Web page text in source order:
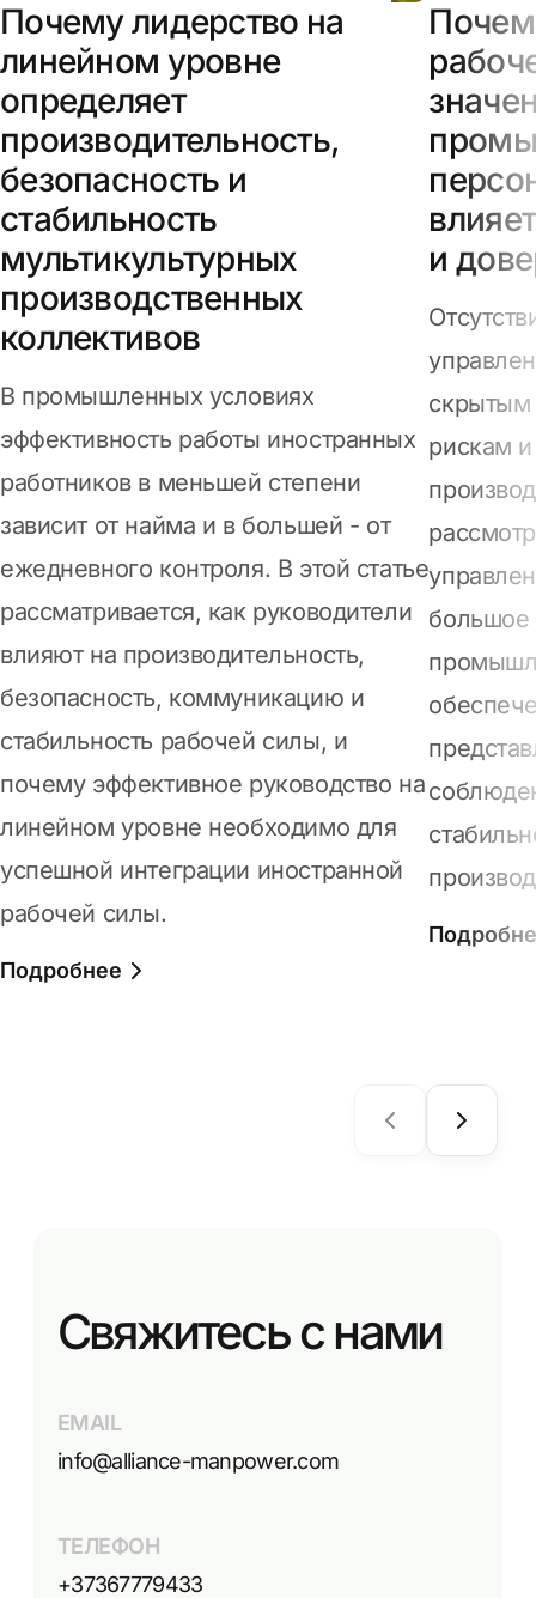
Почему лидерство на
линейном уровне
определяет
производительность,
безопасность и
стабильность
мультикультурных
производственных
коллективов
В промышленных условиях
эффективность работы иностранных
работников в меньшей степени
зависит от найма и в большей - от
ежедневного контроля. В этой статье
рассматривается, как руководители
влияют на производительность,
безопасность, коммуникацию и
стабильность рабочей силы, и
почему эффективное руководство на
линейном уровне необходимо для
успешной интеграции иностранной
рабочей силы.
Подробнее
и
скрытым
рискам
большое
Свяжитесь с нами
EMAIL
info@alliance-manpower.com
ТЕЛЕФОН
+37367779433